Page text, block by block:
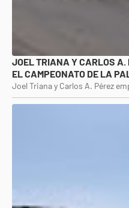
JOEL TRIANA Y CARLOS A.
EL CAMPEONATO DE LA
Joel Triana y Carlos A. Pérez